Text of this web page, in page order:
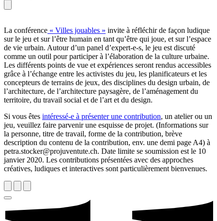
La conférence « Villes jouables » invite à réfléchir de façon ludique
sur le jeu et sur l’être humain en tant qu’être qui joue, et sur l’espace
de vie urbain. Autour d’un panel d’expert-e-s, le jeu est discuté
comme un outil pour participer à l’élaboration de la culture urbaine.
Les différents points de vue et expériences seront rendus accessibles
grâce à l’échange entre les activistes du jeu, les planificateurs et les
concepteurs de terrains de jeux, des disciplines du design urbain, de
l’architecture, de l’architecture paysagère, de l’aménagement du
territoire, du travail social et de l’art et du design.
Si vous êtes intéressé-e à présenter une contribution, un atelier ou un
jeu, veuillez faire parvenir une esquisse de projet. (Informations sur
la personne, titre de travail, forme de la contribution, brève
description du contenu de la contribution, env. une demi page A4) à
petra.stocker@projuventute.ch. Date limite se soumission est le 10
janvier 2020. Les contributions présentées avec des approches
créatives, ludiques et interactives sont particulièrement bienvenues.